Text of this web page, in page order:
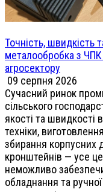
Точність, швидкість
металообробка з ЧПК
агросектору
09 серпня 2026
Сучасний ринок
сільського
якості та швидкості
техніки,
збирання корпусних
кронштейнів — усе
неможливо
обладнання та